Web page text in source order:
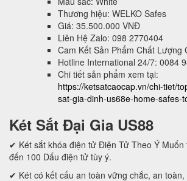
Thương hiệu: WELKO Safes
Giá: 35.500.000 VNĐ
Liên Hệ Zalo: 098 2770404
Cam Kết Sản Phẩm Chất Lượng
Hotline International 24/7: 0084
Chi tiết sản phẩm xem tại:
https://ketsatcaocap.vn/chi-tiet/
sat-gia-dinh-us68e-home-safes-
Két Sắt Đại Gia US88
✔ Két sắt khóa điện tử Điện Tử Theo Ý Muốn
đến 100 Dấu điện tử tùy ý.
✔ Két có kết cấu an toàn vững chắc, an